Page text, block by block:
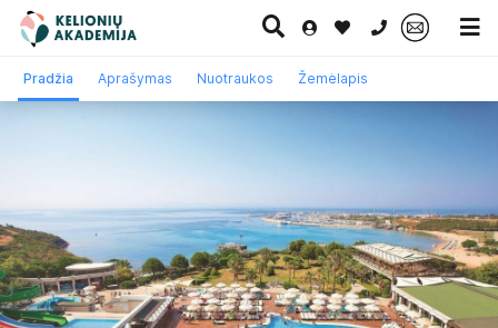
0 700 11007
Pradžia Aprašymas Nuotraukos Žemėlapis